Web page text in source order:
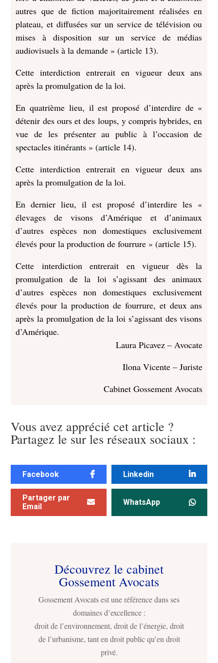
autres que de fiction majoritairement réalisées en
plateau, et diffusées sur un service de télévision ou
mises à disposition sur un service de médias
audiovisuels à la demande » (article 13).
Cette interdiction entrerait en vigueur deux ans
après la promulgation de la loi.
En quatrième lieu, il est proposé d’interdire de «
détenir des ours et des loups, y compris hybrides, en
vue de les présenter au public à l’occasion de
spectacles itinérants » (article 14).
Cette interdiction entrerait en vigueur deux ans
après la promulgation de la loi.
En dernier lieu, il est proposé d’interdire les «
élevages de visons d’Amérique et d’animaux
d’autres espèces non domestiques exclusivement
élevés pour la production de fourrure » (article 15).
Cette interdiction entrerait en vigueur dès la
promulgation de la loi s’agissant des animaux
d’autres espèces non domestiques exclusivement
élevés pour la production de fourrure, et deux ans
après la promulgation de la loi s’agissant des visons
d’Amérique.
Laura Picavez – Avocate
Ilona Vicente – Juriste
Cabinet Gossement Avocats
Vous avez apprécié cet article ?
Partagez le sur les réseaux sociaux :
Facebook Linkedin
Partager par
Email
WhatsApp
Découvrez le cabinet
Gossement Avocats
Gossement Avocats est une référence dans ses
domaines d’excellence :
droit de l’environnement, droit de l’énergie, droit
de l’urbanisme, tant en droit public qu’en droit
privé.